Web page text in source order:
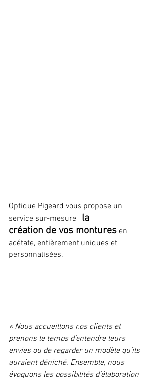
Optique Pigeard vous propose un
service sur-mesure : la
création de vos montures en
acétate, entièrement uniques et
personnalisées.
« Nous accueillons nos clients et
prenons le temps d’entendre leurs
envies ou de regarder un modèle qu’ils
auraient déniché. Ensemble, nous
évoquons les possibilités d’élaboration